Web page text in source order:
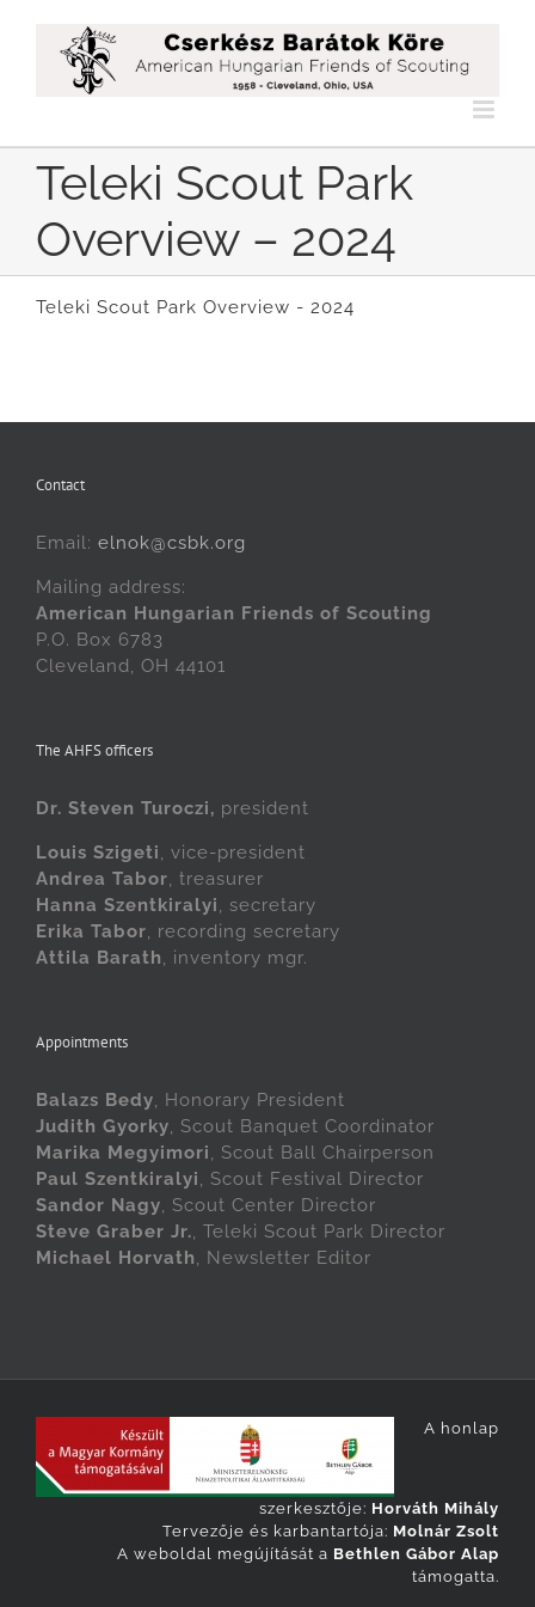
content
Teleki Scout Park
Overview – 2024
Teleki Scout Park Overview - 2024
Contact
Email: elnok@csbk.org
Mailing address:
American Hungarian Friends of Scouting
P.O. Box 6783
Cleveland, OH 44101
The AHFS officers
Dr. Steven Turoczi, president
Louis Szigeti, vice-president
Andrea Tabor, treasurer
Hanna Szentkiralyi, secretary
Erika Tabor, recording secretary
Attila Barath, inventory mgr.
Appointments
Balazs Bedy, Honorary President
Judith Gyorky, Scout Banquet Coordinator
Marika Megyimori, Scout Ball Chairperson
Paul Szentkiralyi, Scout Festival Director
Sandor Nagy, Scout Center Director
Steve Graber Jr., Teleki Scout Park Director
Michael Horvath, Newsletter Editor
A honlap
szerkesztője: Horváth Mihály
Tervezője és karbantartója: Molnár Zsolt
A weboldal megújítását a Bethlen Gábor Alap
támogatta.